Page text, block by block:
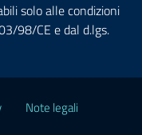
solo alle condizioni
98/CE e dal d.lgs.
Note legali